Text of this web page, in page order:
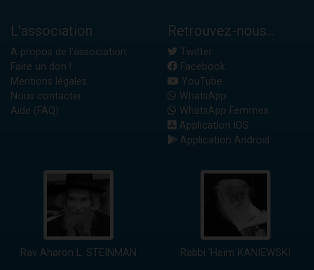
L'association
A propos de l'association
Faire un don !
Mentions légales
Nous contacter
Aide (FAQ)
Retrouvez-nous...
Twitter
Facebook
YouTube
WhatsApp
WhatsApp Femmes
Application iOS
Application Android
Rav Aharon L. STEINMAN Rabbi 'Haïm KANIEWSKI